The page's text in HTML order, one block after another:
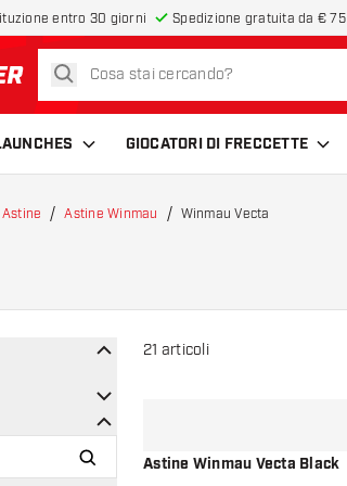
entro 30 giorni Spedizione gratuita da € 75
page
cerca
GIOCATORI DI FRECCETTE
Astine Astine Winmau Winmau Vecta
21 articoli
Astine Winmau Vecta Black